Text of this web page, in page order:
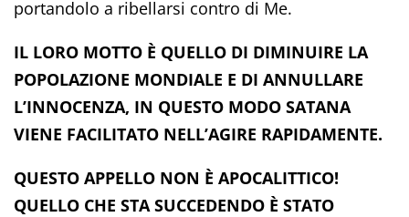
portandolo a ribellarsi contro di Me.
IL LORO MOTTO È QUELLO DI DIMINUIRE LA
POPOLAZIONE MONDIALE E DI ANNULLARE
L’INNOCENZA, IN QUESTO MODO SATANA
VIENE FACILITATO NELL’AGIRE RAPIDAMENTE.
QUESTO APPELLO NON È APOCALITTICO!
QUELLO CHE STA SUCCEDENDO È STATO